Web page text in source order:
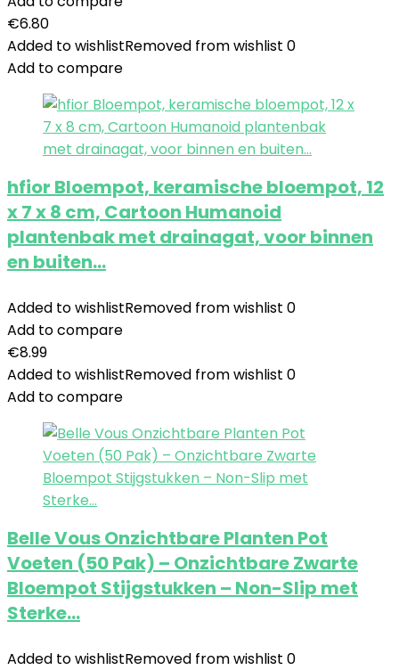
€6.80
Added to wishlistRemoved from wishlist 0
Add to compare
hfior Bloempot, keramische bloempot, 12
x 7 x 8 cm, Cartoon Humanoid
plantenbak met drainagat, voor binnen
en buiten…
Added to wishlistRemoved from wishlist 0
Add to compare
€8.99
Added to wishlistRemoved from wishlist 0
Add to compare
Belle Vous Onzichtbare Planten Pot
Voeten (50 Pak) – Onzichtbare Zwarte
Bloempot Stijgstukken – Non-Slip met
Sterke…
Added to wishlistRemoved from wishlist 0